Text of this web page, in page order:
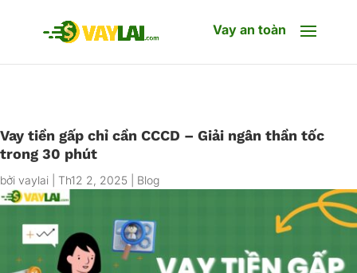
Vay an toàn
Vay tiền gấp chỉ cần CCCD – Giải ngân thần tốc
trong 30 phút
bởi vaylai Th12 2, 2025 Blog